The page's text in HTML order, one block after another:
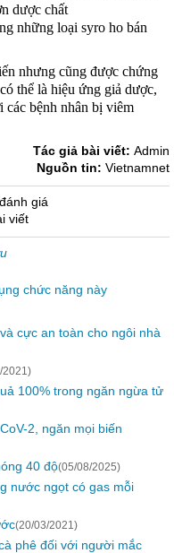
dược chất
những loại syro ho bán
nhưng cũng được chứng
thể là hiệu ứng giả dược,
các bệnh nhân bị viêm
Tác giả bài viết: Admin
Nguồn tin: Vietnamnet
giá
viết
chức năng này
cực an toàn cho ngôi nhà
2021)
100% trong ngăn ngừa tử
2, ngăn mọi biến
40 độ(05/08/2025)
nước ngọt có gas mỗi
(20/03/2021)
phê đối với người mắc